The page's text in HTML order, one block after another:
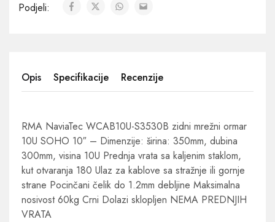
Podjeli:
Opis Specifikacije Recenzije
RMA NaviaTec WCAB10U-S3530B zidni mrežni ormar
10U SOHO 10″ – Dimenzije: širina: 350mm, dubina
300mm, visina 10U Prednja vrata sa kaljenim staklom,
kut otvaranja 180 Ulaz za kablove sa stražnje ili gornje
strane Pocinčani čelik do 1.2mm debljine Maksimalna
nosivost 60kg Crni Dolazi sklopljen NEMA PREDNJIH
VRATA